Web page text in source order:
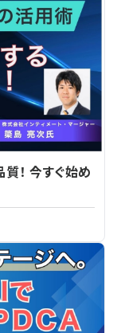
！ 今すぐ始め